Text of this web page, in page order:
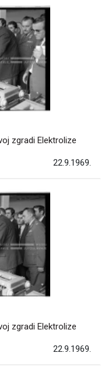
zgradi Elektrolize
22.9.1969.
zgradi Elektrolize
22.9.1969.